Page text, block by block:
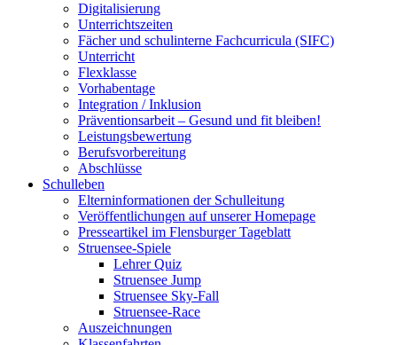
Digitalisierung
Unterrichtszeiten
Fächer und schulinterne Fachcurricula (SIFC)
Unterricht
Flexklasse
Vorhabentage
Integration / Inklusion
Präventionsarbeit – Gesund und fit bleiben!
Leistungsbewertung
Berufsvorbereitung
Abschlüsse
Schulleben
Elterninformationen der Schulleitung
Veröffentlichungen auf unserer Homepage
Presseartikel im Flensburger Tageblatt
Struensee-Spiele
Lehrer Quiz
Struensee Jump
Struensee Sky-Fall
Struensee-Race
Auszeichnungen